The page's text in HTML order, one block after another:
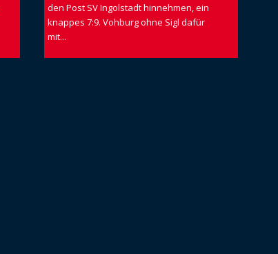
den Post SV Ingolstadt hinnehmen, ein
knappes 7:9. Vohburg ohne Sigl dafür
mit...